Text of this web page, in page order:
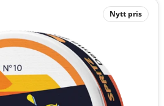
Nytt pris